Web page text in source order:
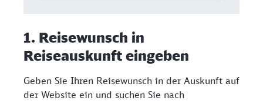
1. Reisewunsch in
Reiseauskunft eingeben​
Geben Sie Ihren Reisewunsch in der Auskunft auf
der Website ein und suchen Sie nach